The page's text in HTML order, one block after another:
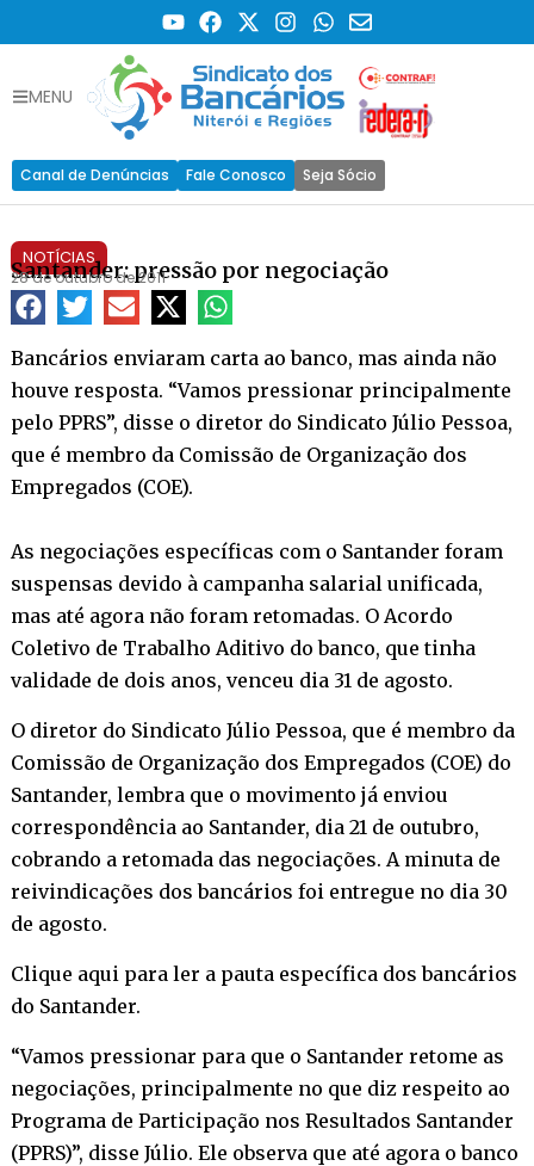
MENU
Canal de Denúncias Fale Conosco Seja Sócio
NOTÍCIAS
Santander: pressão por negociação
28 de outubro de 2011
Bancários enviaram carta ao banco, mas ainda não
houve resposta. “Vamos pressionar principalmente
pelo PPRS”, disse o diretor do Sindicato Júlio Pessoa,
que é membro da Comissão de Organização dos
Empregados (COE).
As negociações específicas com o Santander foram
suspensas devido à campanha salarial unificada,
mas até agora não foram retomadas. O Acordo
Coletivo de Trabalho Aditivo do banco, que tinha
validade de dois anos, venceu dia 31 de agosto.
O diretor do Sindicato Júlio Pessoa, que é membro da
Comissão de Organização dos Empregados (COE) do
Santander, lembra que o movimento já enviou
correspondência ao Santander, dia 21 de outubro,
cobrando a retomada das negociações. A minuta de
reivindicações dos bancários foi entregue no dia 30
de agosto.
Clique aqui para ler a pauta específica dos bancários
do Santander.
“Vamos pressionar para que o Santander retome as
negociações, principalmente no que diz respeito ao
Programa de Participação nos Resultados Santander
(PPRS)”, disse Júlio. Ele observa que até agora o banco